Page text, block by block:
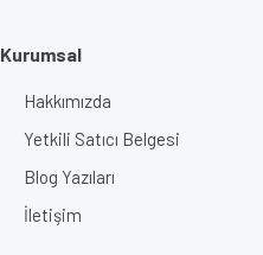
Kurumsal
Hakkımızda
Yetkili Satıcı Belgesi
Blog Yazıları
İletişim